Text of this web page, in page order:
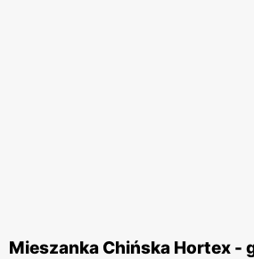
Mieszanka Chińska Hortex -